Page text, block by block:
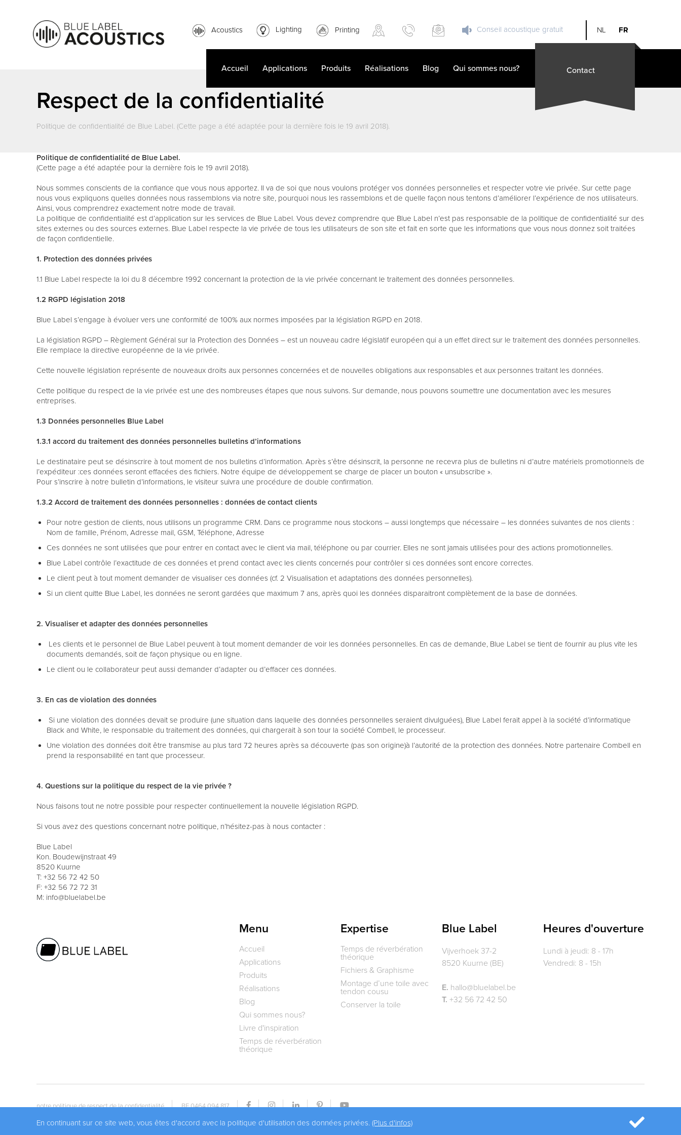
Acoustics Lighting Printing Conseil acoustique gratuit NL FR
Contact
Accueil Applications Produits Réalisations Blog Qui sommes nous?
Respect de la confidentialité
Politique de confidentialité de Blue Label. (Cette page a été adaptée pour la dernière fois le 19 avril 2018).
​Politique de confidentialité de Blue Label.
(Cette page a été adaptée pour la dernière fois le 19 avril 2018).
Nous sommes conscients de la confiance que vous nous apportez. Il va de soi que nous voulons protéger vos données personnelles et respecter votre vie privée. Sur cette page
nous vous expliquons quelles données nous rassemblons via notre site, pourquoi nous les rassemblons et de quelle façon nous tentons d’améliorer l’expérience de nos utilisateurs.
Ainsi, vous comprendrez exactement notre mode de travail.
La politique de confidentialité est d’application sur les services de Blue Label. Vous devez comprendre que Blue Label n’est pas responsable de la politique de confidentialité sur des
sites externes ou des sources externes. Blue Label respecte la vie privée de tous les utilisateurs de son site et fait en sorte que les informations que vous nous donnez soit traitées
de façon confidentielle.
1. Protection des données privées
1.1 Blue Label respecte la loi du 8 décembre 1992 concernant la protection de la vie privée concernant le traitement des données personnelles.
1.2 RGPD législation 2018
Blue Label s’engage à évoluer vers une conformité de 100% aux normes imposées par la législation RGPD en 2018.
La législation RGPD – Règlement Général sur la Protection des Données – est un nouveau cadre législatif européen qui a un effet direct sur le traitement des données personnelles.
Elle remplace la directive européenne de la vie privée.
Cette nouvelle législation représente de nouveaux droits aux personnes concernées et de nouvelles obligations aux responsables et aux personnes traitant les données.
Cette politique du respect de la vie privée est une des nombreuses étapes que nous suivons. Sur demande, nous pouvons soumettre une documentation avec les mesures
entreprises.
1.3 Données personnelles Blue Label
1.3.1 accord du traitement des données personnelles bulletins d’informations
Le destinataire peut se désinscrire à tout moment de nos bulletins d’information. Après s’être désinscrit, la personne ne recevra plus de bulletins ni d’autre matériels promotionnels de
l’expéditeur :ces données seront effacées des fichiers. Notre équipe de développement se charge de placer un bouton « unsubscribe ».
Pour s’inscrire à notre bulletin d’informations, le visiteur suivra une procédure de double confirmation.
1.3.2 Accord de traitement des données personnelles : données de contact clients
Pour notre gestion de clients, nous utilisons un programme CRM. Dans ce programme nous stockons – aussi longtemps que nécessaire – les données suivantes de nos clients :
Nom de famille, Prénom, Adresse mail, GSM, Téléphone, Adresse
Ces données ne sont utilisées que pour entrer en contact avec le client via mail, téléphone ou par courrier. Elles ne sont jamais utilisées pour des actions promotionnelles.
Blue Label contrôle l’exactitude de ces données et prend contact avec les clients concernés pour contrôler si ces données sont encore correctes.
Le client peut à tout moment demander de visualiser ces données (cf. 2 Visualisation et adaptations des données personnelles).
Si un client quitte Blue Label, les données ne seront gardées que maximum 7 ans, après quoi les données disparaitront complètement de la base de données.
2. Visualiser et adapter des données personnelles
Les clients et le personnel de Blue Label peuvent à tout moment demander de voir les données personnelles. En cas de demande, Blue Label se tient de fournir au plus vite les
documents demandés, soit de façon physique ou en ligne.
Le client ou le collaborateur peut aussi demander d’adapter ou d’effacer ces données.
3. En cas de violation des données
Si une violation des données devait se produire (une situation dans laquelle des données personnelles seraient divulguées), Blue Label ferait appel à la société d’informatique
Black and White, le responsable du traitement des données, qui chargerait à son tour la société Combell, le processeur.
Une violation des données doit être transmise au plus tard 72 heures après sa découverte (pas son origine)à l’autorité de la protection des données. Notre partenaire Combell en
prend la responsabilité en tant que processeur.
4. Questions sur la politique du respect de la vie privée ?
Nous faisons tout ne notre possible pour respecter continuellement la nouvelle législation RGPD.
Si vous avez des questions concernant notre politique, n’hésitez-pas à nous contacter :
Blue Label
Kon. Boudewijnstraat 49
8520 Kuurne
T: +32 56 72 42 50
F: +32 56 72 72 31
M: info@bluelabel.be
Menu
Accueil
Applications
Produits
Réalisations
Blog
Qui sommes nous?
Livre d'inspiration
Temps de réverbération
théorique
Expertise
Temps de réverbération
théorique
Fichiers & Graphisme
Montage d’une toile avec
tendon cousu
Conserver la toile
Blue Label
Vijverhoek 37-2
8520 Kuurne (BE)
E. hallo@bluelabel.be
T. +32 56 72 42 50
Heures d'ouverture
Lundi à jeudi: 8 - 17h
Vendredi: 8 - 15h
notre politique de respect de la confidentialité BE 0464.094.817
En continuant sur ce site web, vous êtes d'accord avec la politique d'utilisation des données privées. (Plus d'infos)